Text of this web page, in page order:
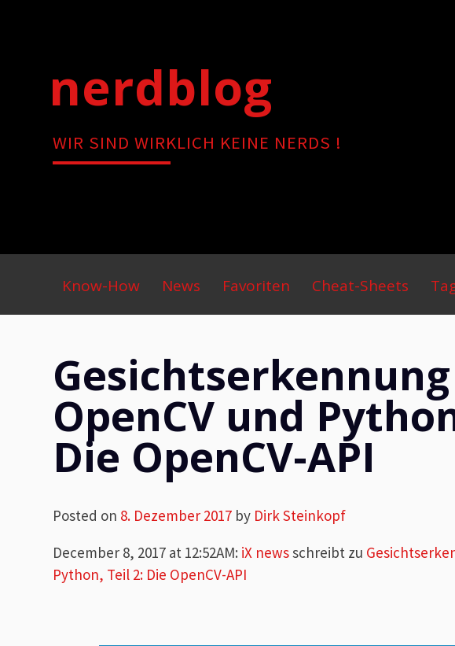
nerdblog
WIR SIND WIRKLICH KEINE NERDS !
Primary
Menu
Know-How News Favoriten Cheat-Sheets
OpenCV und
Die OpenCV-API
Posted on 8. Dezember 2017 by Dirk Steinkopf
December 8, 2017 at 12:52AM: iX newsschreibt zu
Python, Teil 2: Die OpenCV-API